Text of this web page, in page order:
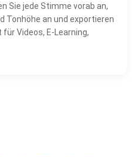
Sie jede Stimme vorab an,
Tonhöhe an und exportieren
Videos, E-Learning,